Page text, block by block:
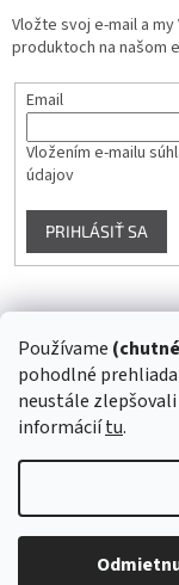
Používame
pohodlné
neustále
informáciítu.
Vložte svoj e-mail a
produktoch na našom
Email
Vložením e-mailu
údajov
PRIHLÁSIŤ SA
Copyright 2026
Všetky práva